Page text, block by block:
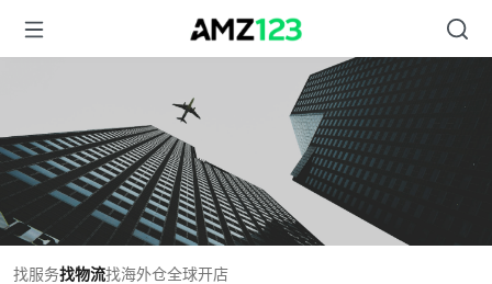
找服务找物流找海外仓全球开店